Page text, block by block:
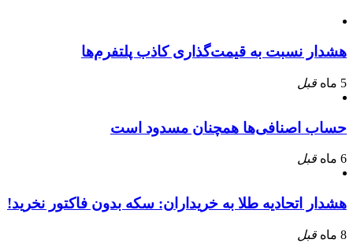
هشدار نسبت به قیمت‌گذاری کاذب پلتفرم‌ها
5 ماه قبل
حساب اصنافی‌ها همچنان مسدود است
6 ماه قبل
هشدار اتحادیه طلا به خریداران: سکه بدون فاکتور نخرید!
8 ماه قبل